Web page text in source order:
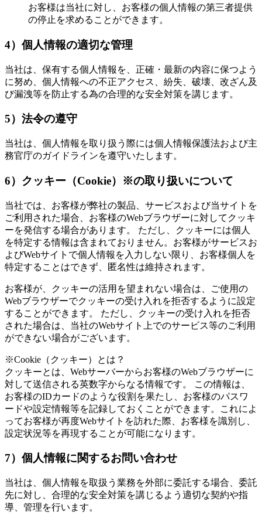
お客様は当社に対し、お客様の個人情報の第三者提供
の停止を求めることができます。
4）個人情報の適切な管理
当社は、保有する個人情報を、正確・最新の内容に保つよう
に努め、個人情報への不正アクセス、紛失、破壊、改ざん及
び漏洩等を防止する為の合理的な安全対策を講じます。
5）法令の遵守
当社は、個人情報を取り扱う際には個人情報保護法および主
務官庁のガイドラインを遵守いたします。
6）クッキー（Cookie）※の取り扱いについて
当社では、お客様が弊社の製品、サービスおよび当サイトを
ご利用された場合、お客様のWebブラウザーに対してクッキ
ーを発信する場合があります。 ただし、クッキーには個人
を特定する情報は含まれておりません。お客様がサービスお
よびWebサイトで個人情報を入力しない限り、お客様個人を
特定することはできず、匿名性は維持されます。
お客様が、クッキーの活用を望まれない場合は、ご使用の
Webブラウザーでクッキーの受け入れを拒否するように設定
することができます。 ただし、クッキーの受け入れを拒否
された場合は、当社のWebサイト上でのサービス等のご利用
ができない場合がございます。
※Cookie（クッキー）とは？
クッキーとは、Webサーバーからお客様のWebブラウザーに
対して送信される英数字からなる情報です。 この情報は、
お客様のIDカードのような役割を果たし、お客様のパスワ
ードや設定情報等を記録しておくことができます。これによ
ってお客様が再度Webサイトを訪れた際、お客様を識別し、
設定状況等を再現することが可能になります。
7）個人情報に関するお問い合わせ
当社は、個人情報を取扱う業務を外部に委託する場合、委託
先に対し、合理的な安全対策を講じるよう適切な契約や指
導、管理を行います。